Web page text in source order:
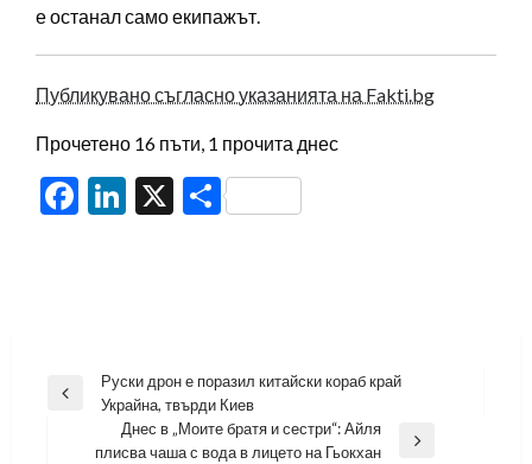
е останал само екипажът.
Публикувано съгласно указанията на Fakti.bg
Прочетено 16 пъти, 1 прочита днес
Facebook
LinkedIn
X Share
Навигация
Previous
Руски дрон е поразил китайски кораб край
Украйна, твърди Киев
Next
Днес в „Моите братя и сестри“: Айля
плисва чаша с вода в лицето на Гьокхан